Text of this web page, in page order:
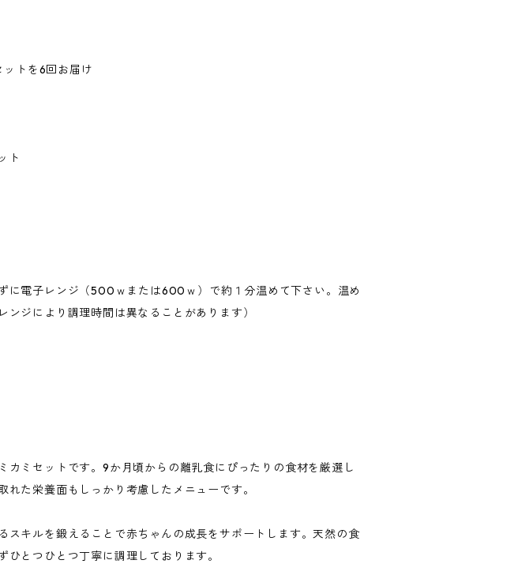
トを6回お届け
ト
電子レンジ（500ｗまたは600ｗ）で約１分温めて下さい。温め
ジにより調理時間は異なることがあります）
ミセットです。9か月頃からの離乳食にぴったりの食材を厳選し
た栄養面もしっかり考慮したメニューです。
キルを鍛えることで赤ちゃんの成長をサポートします。天然の食
とつひとつ丁寧に調理しております。